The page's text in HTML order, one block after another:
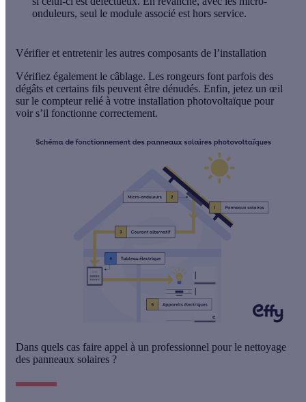
onduleurs, seul le module associé est hors service.
Vérifier et entretenir les autres composants de l’installation
Vérifiez également le câblage. Les rongeurs font parfois des
dégâts et certains fils peuvent être dénudés. Enfin, jetez un œil
sur le compteur relié à votre installation photovoltaïque pour
voir s’il fonctionne correctement.
Dans quels cas faire appel à un professionnel pour le nettoyage
des panneaux solaires ?